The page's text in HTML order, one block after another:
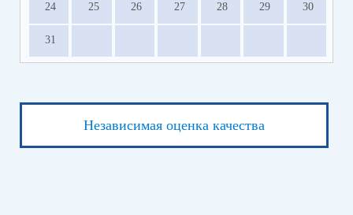
24 25 26 27 28 29 30
31
Независимая оценка качества